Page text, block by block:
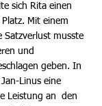
sich Rita einen
Mit einem
Satzverlust musste
und
geben. In
Linus eine
Leistung an  den